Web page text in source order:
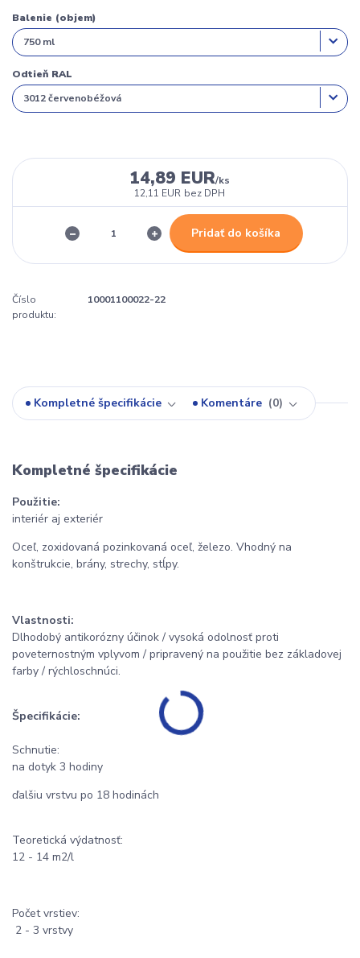
Balenie (objem)
Odtieň RAL
14,89 EUR/ks
12,11 EUR bez DPH
Pridať do košíka
Číslo
produktu:
10001100022-22
Kompletné špecifikácie Komentáre 0
Kompletné špecifikácie
Použitie:
interiér aj exteriér
Oceľ, zoxidovaná pozinkovaná oceľ, železo. Vhodný na
konštrukcie, brány, strechy, stĺpy.
Vlastnosti:
Dlhodobý antikorózny účinok / vysoká odolnosť proti
poveternostným vplyvom / pripravený na použitie bez základovej
farby / rýchloschnúci.
Špecifikácie:
Schnutie:
na dotyk 3 hodiny
ďalšiu vrstvu po 18 hodinách
Teoretická výdatnosť:
12 - 14 m2/l
Počet vrstiev:
2 - 3 vrstvy